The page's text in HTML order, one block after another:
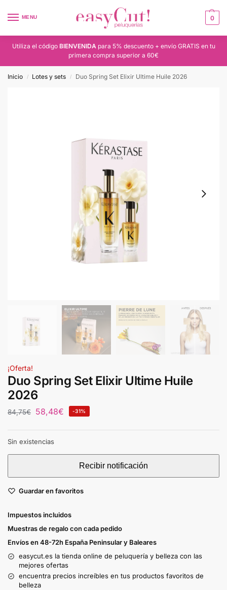
MENU 0
Utiliza el código BIENVENIDApara 5% descuento + envío GRATIS en tu
primera compra superior a 60€
Inicio / Lotes y sets / Duo Spring Set Elixir Ultime Huile 2026
¡Oferta!
Duo Spring Set Elixir Ultime Huile
2026
84,75€ 58,48€ -31%
Sin existencias
Guardar en favoritos
Impuestos incluidos
Muestras de regalo con cada pedido
Envíos en 48-72h España Peninsular y Baleares
easycut.es la tienda online de peluquería y belleza con las
mejores ofertas
encuentra precios increíbles en tus productos favoritos de
belleza